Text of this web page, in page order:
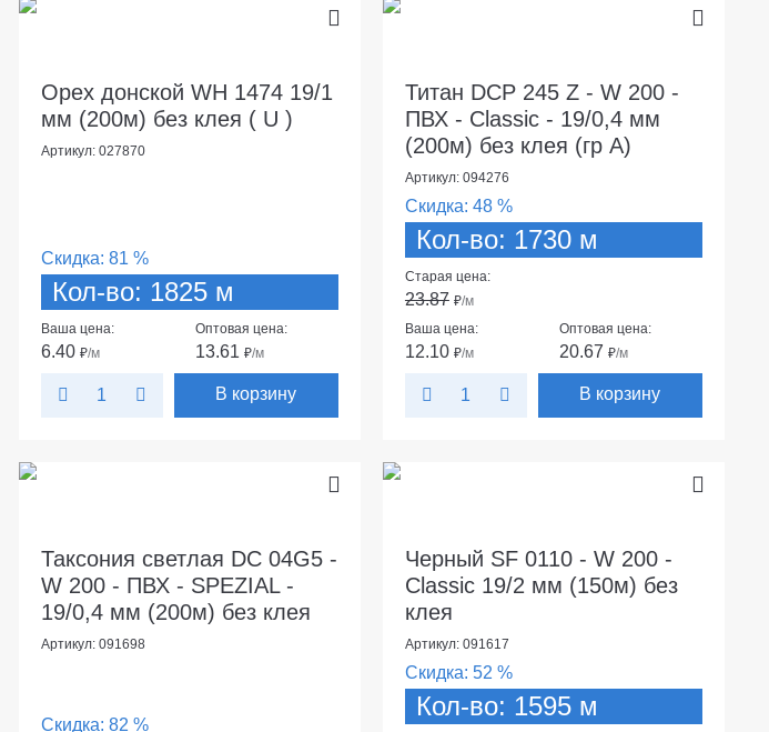
Орех донской WH 1474 19/1
мм (200м) без клея ( U )
Артикул: 027870
Скидка: 81 %
Кол-во: 1825 м
Ваша цена:
6.40 ₽/м
Оптовая цена:
13.61 ₽/м
В корзину
Титан DCP 245 Z - W 200 -
ПВХ - Classic - 19/0,4 мм
(200м) без клея (гр А)
Артикул: 094276
Скидка: 48 %
Кол-во: 1730 м
Старая цена:
23.87 ₽/м
Ваша цена:
12.10 ₽/м
Оптовая цена:
20.67 ₽/м
В корзину
Таксония светлая DC 04G5 -
W 200 - ПВХ - SPEZIAL -
19/0,4 мм (200м) без клея
Артикул: 091698
Скидка: 82 %
Черный SF 0110 - W 200 -
Classic 19/2 мм (150м) без
клея
Артикул: 091617
Скидка: 52 %
Кол-во: 1595 м